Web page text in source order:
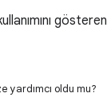
gösteren
yardımcı oldu mu?